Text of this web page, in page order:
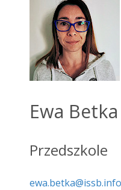
Ewa Betka
Przedszkole
ewa.betka@issb.info